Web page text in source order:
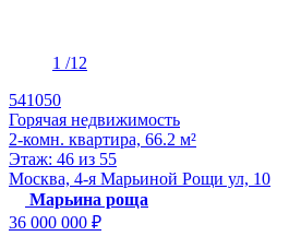
1 /12
541050
Горячая недвижимость
2-комн. квартира, 66.2 м²
Этаж: 46 из 55
Москва, 4-я Марьиной Рощи ул, 10
Марьина роща
36 000 000 ₽